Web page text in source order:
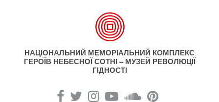
НАЦІОНАЛЬНИЙ МЕМОРІАЛЬНИЙ КОМПЛЕКС
ГЕРОЇВ НЕБЕСНОЇ СОТНІ – МУЗЕЙ РЕВОЛЮЦІЇ
ГІДНОСТІ